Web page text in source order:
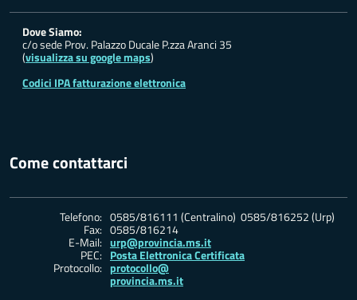
Dove Siamo:
c/o sede Prov. Palazzo Ducale P.zza Aranci 35
(visualizza su google maps)
Codici IPA fatturazione elettronica
Come contattarci
Telefono: 0585/816111 (Centralino) 0585/816252 (Urp)
Fax: 0585/816214
E-Mail: urp@provincia.ms.it
PEC: Posta Elettronica Certificata
Protocollo: protocollo@
provincia.ms.it